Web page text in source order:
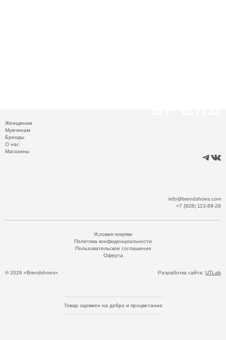
Женщинам
Мужчинам
Бренды
О нас
Магазины
info@brendshoes.com
+7 (928) 113-89-29
© 2026 «Brendshoes»
Условия покупки
Политика конфиденциальности
Пользовательское соглашение
Оферта
Разработка сайта: UTLab
Товар заряжен на добро и процветание